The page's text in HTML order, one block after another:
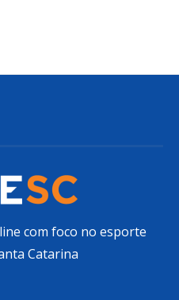
com foco no esporte
Catarina